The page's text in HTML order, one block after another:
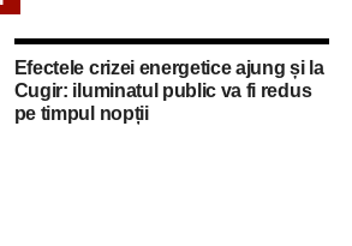
Efectele crizei energetice ajung și la
Cugir: iluminatul public va fi redus
pe timpul nopții